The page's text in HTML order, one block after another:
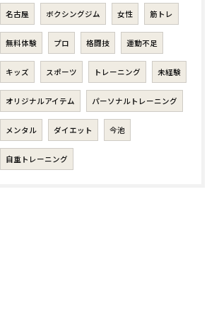
名古屋 ボクシングジム 女性 筋トレ
無料体験 プロ 格闘技 運動不足
キッズ スポーツ トレーニング 未経験
オリジナルアイテム パーソナルトレーニング
メンタル ダイエット 今池
自重トレーニング